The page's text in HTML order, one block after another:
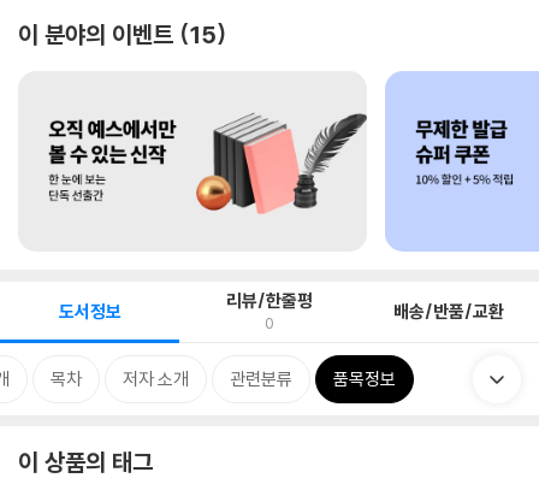
이 분야의 이벤트 15
도서정보 리뷰/한줄평
0 배송/반품/교환
목차 저자 소개 관련분류 품목정보
이 상품의 태그